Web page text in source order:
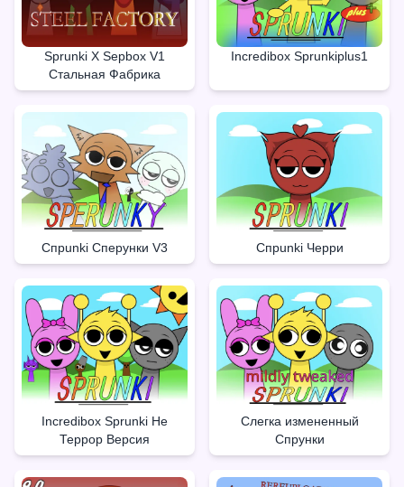
Sprunki X Sepbox V1
Стальная Фабрика
Incredibox Sprunkiplus1
Спрunki Сперунки V3 Спрunki Черри
Incredibox Sprunki Не
Террор Версия
Слегка измененный
Спрунки